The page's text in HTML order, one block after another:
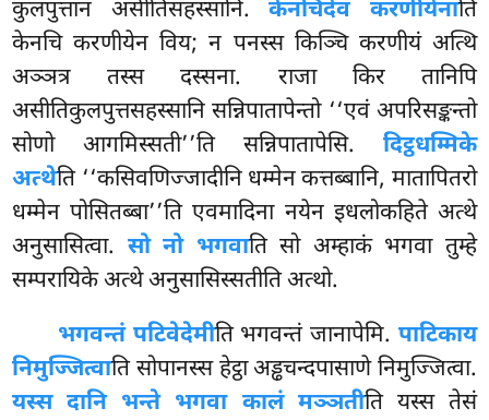
कुलपुत्तानं असीतिसहस्सानि.केनचिदेव करणीयेनाति
केनचि करणीयेन विय; न पनस्स किञ्चि करणीयं अत्थि
अञ्ञत्र तस्स दस्सना. राजा किर तानिपि
असीतिकुलपुत्तसहस्सानि सन्निपातापेन्तो ‘‘एवं अपरिसङ्कन्तो
सोणो आगमिस्सती’’ति सन्निपातापेसि. दिट्ठधम्मिके
अत्थेति ‘‘कसिवणिज्जादीनि धम्मेन कत्तब्बानि, मातापितरो
धम्मेन पोसितब्बा’’ति एवमादिना नयेन इधलोकहिते अत्थे
अनुसासित्वा. सो नो भगवाति सो अम्हाकं भगवा तुम्हे
सम्परायिके अत्थे अनुसासिस्सतीति अत्थो.
भगवन्तं पटिवेदेमीति भगवन्तं जानापेमि. पाटिकाय
निमुज्जित्वाति सोपानस्स हेट्ठा अड्ढचन्दपासाणे निमुज्जित्वा.
यस्स दानि भन्ते भगवा कालं मञ्ञतीति यस्स तेसं